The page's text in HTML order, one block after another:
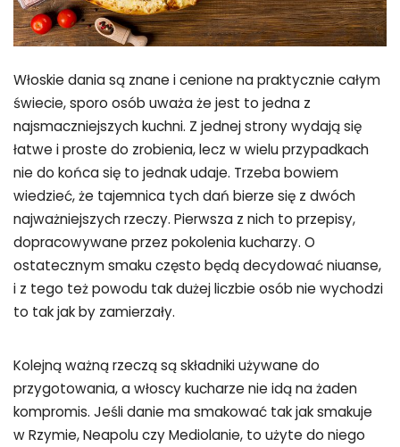
Włoskie dania są znane i cenione na praktycznie całym
świecie, sporo osób uważa że jest to jedna z
najsmaczniejszych kuchni. Z jednej strony wydają się
łatwe i proste do zrobienia, lecz w wielu przypadkach
nie do końca się to jednak udaje. Trzeba bowiem
wiedzieć, że tajemnica tych dań bierze się z dwóch
najważniejszych rzeczy. Pierwsza z nich to przepisy,
dopracowywane przez pokolenia kucharzy. O
ostatecznym smaku często będą decydować niuanse,
i z tego też powodu tak dużej liczbie osób nie wychodzi
to tak jak by zamierzały.
Kolejną ważną rzeczą są składniki używane do
przygotowania, a włoscy kucharze nie idą na żaden
kompromis. Jeśli danie ma smakować tak jak smakuje
w Rzymie, Neapolu czy Mediolanie, to użyte do niego